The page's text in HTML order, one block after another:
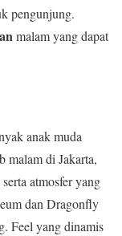
pengunjung.
malam yang dapat
anak muda
malam di Jakarta,
atmosfer yang
dan Dragonfly
Feel yang dinamis